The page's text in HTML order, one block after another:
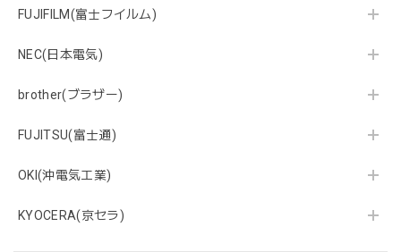
FUJIFILM(富士フイルム)
NEC(日本電気)
brother(ブラザー)
FUJITSU(富士通)
OKI(沖電気工業)
KYOCERA(京セラ)